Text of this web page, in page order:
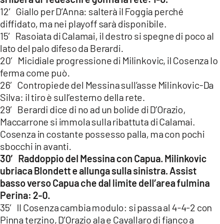
12′ Giallo per D’Anna: salterà il Foggia perché
diffidato, ma nei playoff sarà disponibile.
15′ Rasoiata di Calamai, il destro si spegne di poco al
lato del palo difeso da Berardi.
20′ Micidiale progressione di Milinkovic, il Cosenza lo
ferma come può.
26′ Contropiede del Messina sull’asse Milinkovic-Da
Silva: il tiro è sull’esterno della rete.
29′ Berardi dice di no ad un bolide di D’Orazio,
Maccarrone si immola sulla ribattuta di Calamai.
Cosenza in costante possesso palla, ma con pochi
sbocchi in avanti.
30′ Raddoppio del Messina con Capua. Milinkovic
ubriaca Blondett e allunga sulla sinistra. Assist
basso verso Capua che dal limite dell’area fulmina
Perina: 2-0.
35′ Il Cosenza cambia modulo: si passa al 4-4-2 con
Pinna terzino, D’Orazio ala e Cavallaro di fianco a